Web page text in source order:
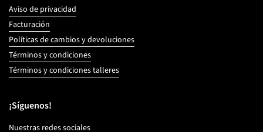
Aviso de privacidad
Facturación
Políticas de cambios y devoluciones
Términos y condiciones
Términos y condiciones talleres
¡Síguenos!
Nuestras redes sociales